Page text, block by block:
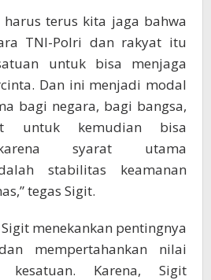
harus terus kita jaga bahwa
TNI-Polri dan rakyat itu
untuk bisa menjaga
Dan ini menjadi modal
bagi negara, bagi bangsa,
untuk kemudian bisa
syarat utama
stabilitas keamanan
tegas Sigit.
menekankan pentingnya
mempertahankan nilai
kesatuan. Karena, Sigit